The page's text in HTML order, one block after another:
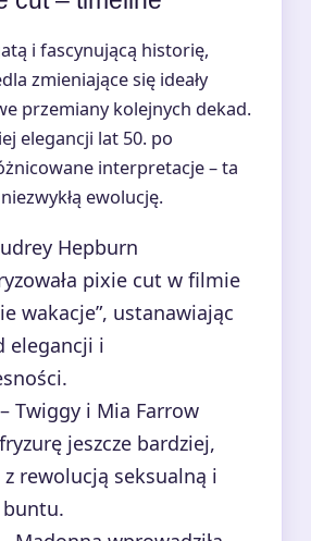
i fascynującą historię,
zmieniające się ideały
przemiany kolejnych dekad.
elegancji lat 50. po
interpretacje – ta
ewolucję.
Hepburn
pixie cut w filmie
wakacje”, ustanawiając
elegancji i
– Twiggy i Mia Farrow
jeszcze bardziej,
z rewolucją seksualną i